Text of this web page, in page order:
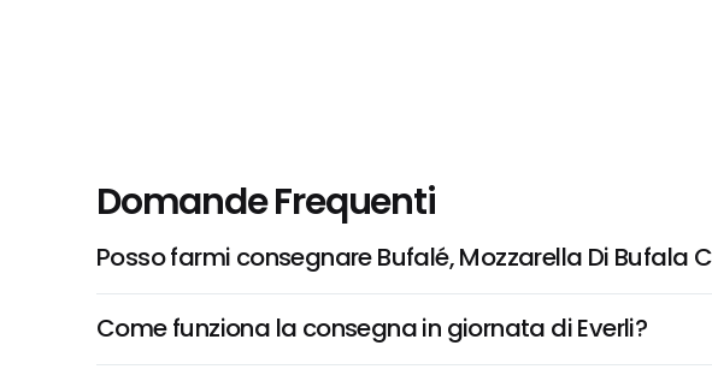
Domande Frequenti
Posso farmi consegnare Bufalé, Mozzarella Di Bufala
Come funziona la consegna in giornata di Everli?